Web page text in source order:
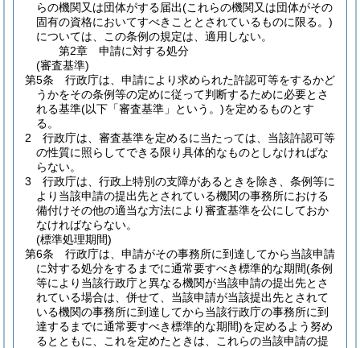
らの機関又は団体がする届出(これらの機関又は団体がその
固有の資格においてすべきこととされているものに限る。)
については、この条例の規定は、適用しない。
第2章
申請に対する処分
(審査基準)
第5条
行政庁は、申請により求められた許認可等をするかど
うかをその条例等の定めに従って判断するために必要とさ
れる基準(以下「審査基準」という。)を定めるものとす
る。
2
行政庁は、審査基準を定めるに当たっては、当該許認可等
の性質に照らしてできる限り具体的なものとしなければな
らない。
3
行政庁は、行政上特別の支障があるときを除き、条例等に
より当該申請の提出先とされている機関の事務所における
備付けその他の適当な方法により審査基準を公にしておか
なければならない。
(標準処理期間)
第6条
行政庁は、申請がその事務所に到達してから当該申請
に対する処分をするまでに通常要すべき標準的な期間(条例
等により当該行政庁と異なる機関が当該申請の提出先とさ
れている場合は、併せて、当該申請が当該提出先とされて
いる機関の事務所に到達してから当該行政庁の事務所に到
達するまでに通常要すべき標準的な期間)を定めるよう努め
るとともに、これを定めたときは、これらの当該申請の提